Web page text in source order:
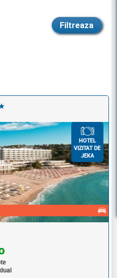
HOTEL
VIZITAT DE
JEKA
Filtreaza